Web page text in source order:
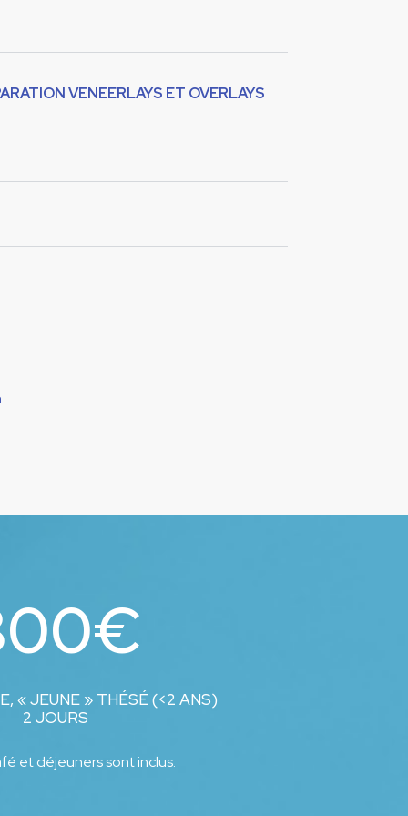
VENEERLAYS ET OVERLAYS
€
« JEUNE » THÉSÉ (<2 ANS)
2 JOURS
et déjeuners sont inclus.